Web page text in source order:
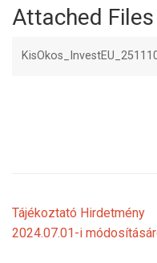
Attached Files
Tájékoztató Hirdetmény
2024.07.01-i